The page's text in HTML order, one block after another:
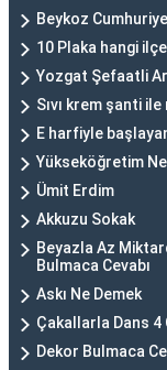
Beykoz
10 Plaka hangi
Yozgat Şefaatli
Sıvı krem şanti ile
E harfiyle
Yükseköğretim
Ümit Erdim
Akkuzu Sokak
Beyazla Az
Bulmaca Cevabı
Askı Ne Demek
Çakallarla Dans 4
Dekor Bulmaca